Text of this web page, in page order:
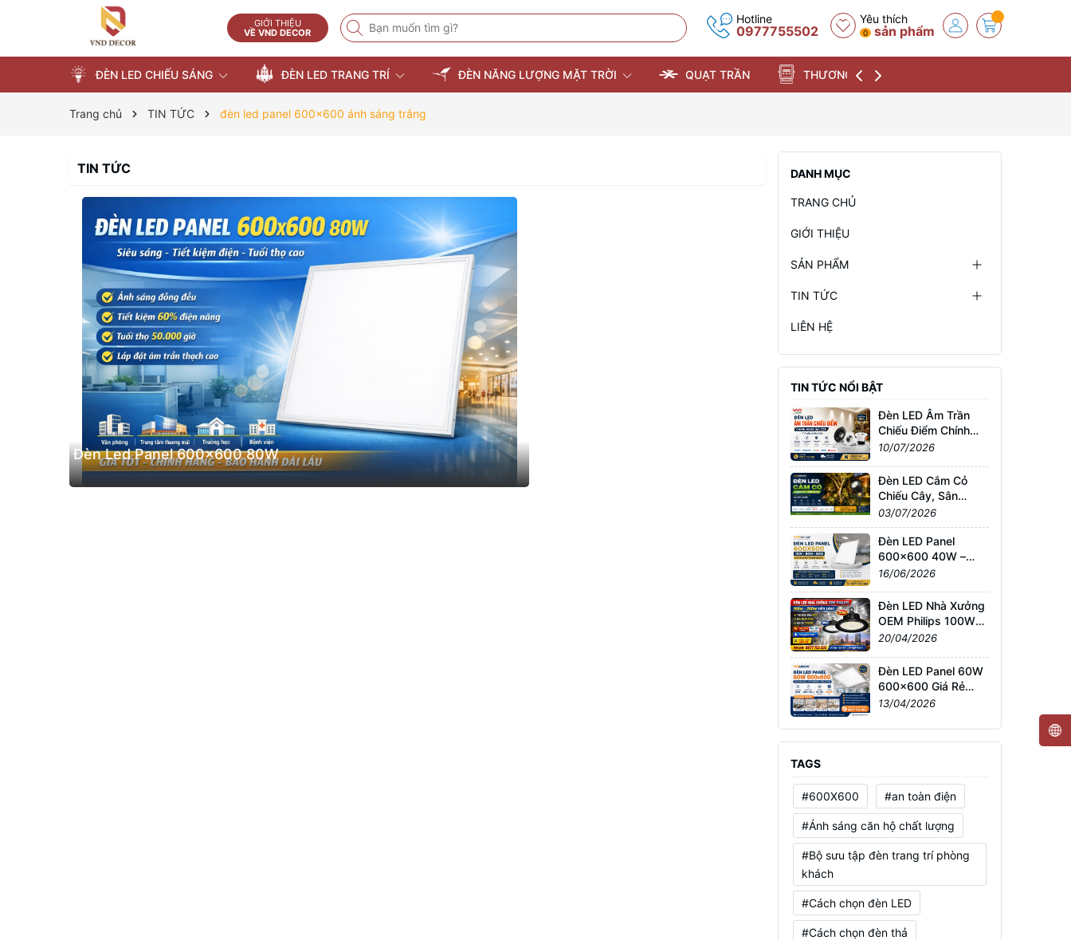
GIỚI THIỆU
VỀ VND DECOR
Hotline
0977755502
Yêu thích
0 sản phẩm
ĐÈN LED CHIẾU SÁNG ĐÈN LED TRANG TRÍ ĐÈN NĂNG LƯỢNG MẶT TRỜI QUẠT TRẦN THƯƠNG HIỆU
Trang chủ TIN TỨC đèn led panel 600x600 ánh sáng trắng
TIN TỨC
Đèn Led Panel 600x600 80W
DANH MỤC
TRANG CHỦ
GIỚI THIỆU
SẢN PHẨM
TIN TỨC
LIÊN HỆ
TIN TỨC NỔI BẬT
Đèn LED Âm Trần
Chiếu Điểm Chính
Hãng Giá Tốt | Tư
10/07/2026
Đèn LED Cắm Cỏ
Chiếu Cây, Sân
Vườn Giá Tốt –
Chống Nước IP65,
Bảo Hành Chính
Hãng
03/07/2026
Đèn LED Panel
600x600 40W –
60W – 80W Giá Sỉ &
16/06/2026
Đèn LED Nhà Xưởng
OEM Philips 100W–
200W Siêu Sáng –
Hành 3 Năm
20/04/2026
Đèn LED Panel 60W
600x600 Giá Rẻ
TPHCM – Sáng
13/04/2026
TAGS
#600X600 #an toàn điện
#Ánh sáng căn hộ chất lượng
#Bộ sưu tập đèn trang trí phòng
khách
#Cách chọn đèn LED
#Cách chọn đèn thả